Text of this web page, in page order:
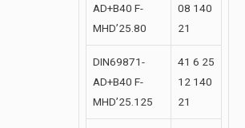
AD+B40 F-
MHD’25.80
08 140
21
DIN69871-
AD+B40 F-
MHD’25.125
41 6 25
12 140
21